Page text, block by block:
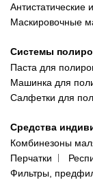
Антистатические
Маскировочные
Системы
Паста для
Машинка для
Салфетки для
Средства
Комбинезоны
Перчатки
Фильтры,